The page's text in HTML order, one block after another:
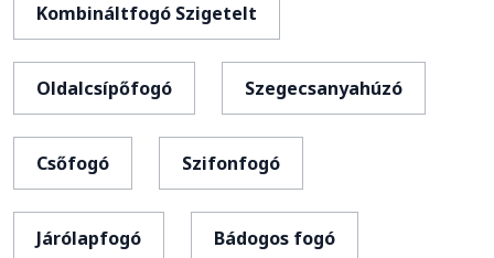
Kombináltfogó Szigetelt
Oldalcsípőfogó Szegecsanyahúzó
Csőfogó Szifonfogó
Járólapfogó Bádogos fogó